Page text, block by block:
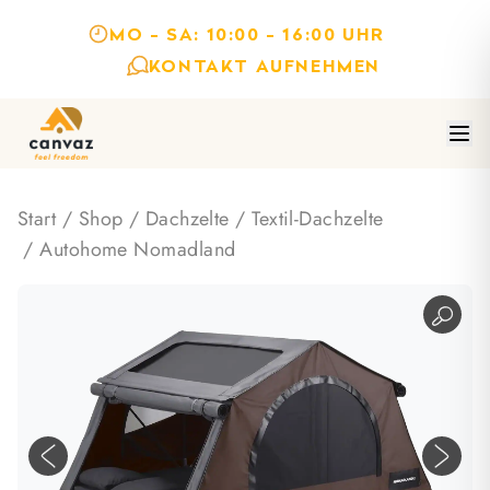
MO - SA: 10:00 - 16:00 UHR
KONTAKT AUFNEHMEN
Start/ Shop / Dachzelte /Textil-Dachzelte
/ Autohome Nomadland